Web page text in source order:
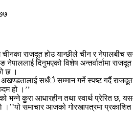
राजदूत होउ यान्छीले चीन र नेपालबीच
दिनुभएको विशेष अन्तर्वार्तामा
छ ।
अखण्डतालाई सधँै सम्मान गर्ने स्पष्ट गर्दै
हो ।’’
भन्ने कुुरा आधारहीन तथा स्वार्थ प्रेरित छ,
।’’यो समाचार आजको गोरखापत्रमा